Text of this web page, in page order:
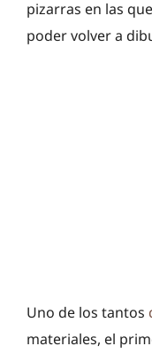
pizarras en las
poder volver a
Uno de los tantos
materiales, el